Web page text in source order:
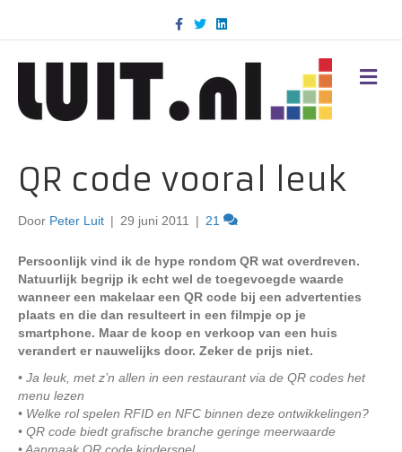
c
k
T
w
i
n
d
M
E
QR code vooral leuk
Door Peter Luit | 29 juni 2011 | 21
Persoonlijk vind ik de hype rondom QR wat overdreven.
Natuurlijk begrijp ik echt wel de toegevoegde waarde
wanneer een makelaar een QR code bij een advertenties
plaats en die dan resulteert in een filmpje op je
smartphone. Maar de koop en verkoop van een huis
verandert er nauwelijks door. Zeker de prijs niet.
• Ja leuk, met z’n allen in een restaurant via de QR codes het
menu lezen
• Welke rol spelen RFID en NFC binnen deze ontwikkelingen?
• QR code biedt grafische branche geringe meerwaarde